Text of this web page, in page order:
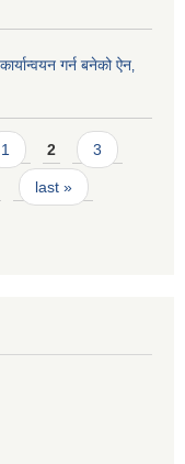
गर्न बनेको ऐन‚
1 2 3
last »